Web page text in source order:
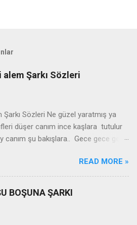
Şarkı Sözleri
Sözleri Ne güzel yaratmış ya
düşer canım ince kaşlara tutulur
canım şu bakışlara.. Gece gece gel
gidelim sultanım Burdan gidelim
we kûlim leyla xemit barime
ey hawar zindan malime reng
reng zerdya key min leyla dûrî
READ MORE »
BOŞUNA ŞARKI